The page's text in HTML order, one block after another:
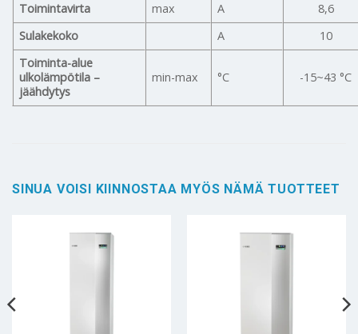
Toimintavirta max A
8,6
Sulakekoko
A
10
Toiminta-alue
ulkolämpötila –
jäähdytys
min-max °C -15~43 °C
SINUA VOISI KIINNOSTAA MYÖS NÄMÄ TUOTTEET